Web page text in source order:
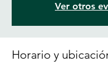
Ver otros
Horario y